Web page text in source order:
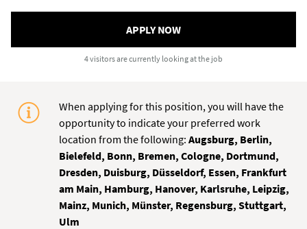
APPLY NOW
4 visitorsare currently looking at the job
When applying for this position, you will have the
opportunity to indicate your preferred work
location from the following: Augsburg, Berlin,
Bielefeld, Bonn, Bremen, Cologne, Dortmund,
Dresden, Duisburg, Düsseldorf, Essen, Frankfurt
am Main, Hamburg, Hanover, Karlsruhe, Leipzig,
Mainz, Munich, Münster, Regensburg, Stuttgart,
Ulm